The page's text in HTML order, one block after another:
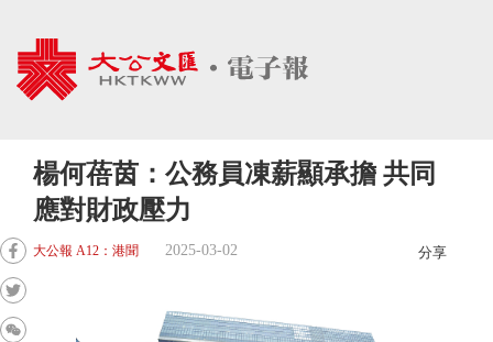
楊何蓓茵：公務員凍薪顯承擔 共同
應對財政壓力
大公報 A12：港聞 2025-03-02 分享